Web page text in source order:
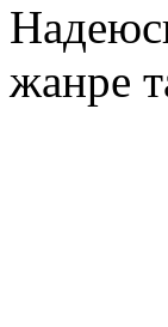
жанре